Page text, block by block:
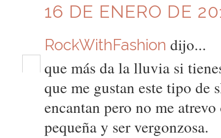
16 DE ENERO DE
RockWithFashion dijo...
que más da la lluvia si
que me gustan este tipo de
encantan pero no me
pequeña y ser vergonzosa.